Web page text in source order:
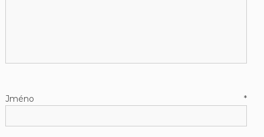
Jméno*